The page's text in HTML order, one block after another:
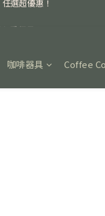
選超優惠！
咖啡器具 Coffee